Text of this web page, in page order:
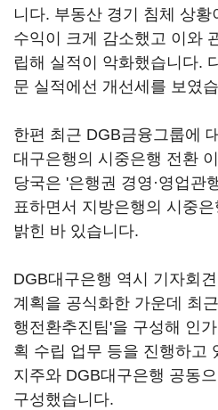
니다. 부동산 경기 침체 상
수익이 크게 감소했고 이와
립해 실적이 악화했습니다.
문 실적에선 개선세를 보였
한편 최근 DGB금융그룹에
대구은행의 시중은행 전환
당국은 '은행권 경영·영업관
표하면서 지방은행의 시중
밝힌 바 있습니다.
DGB대구은행 역시 기자회
계획을 공식화한 가운데 최
행전환추진팀'을 구성해 인
획 수립 업무 등을 진행하고
지주와 DGB대구은행 공동
구성했습니다.